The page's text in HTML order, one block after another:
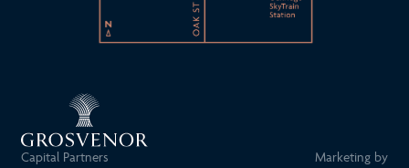
Capital Partners Marketing by